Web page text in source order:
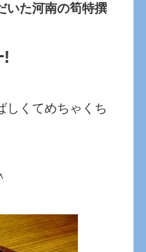
いた河南の筍特撰
!
しくてめちゃくち